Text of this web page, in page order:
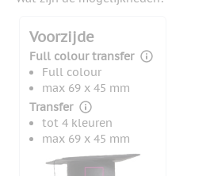
Voorzijde
Full colour transfer
Full colour
max 69 x 45 mm
Transfer
tot 4 kleuren
max 69 x 45 mm